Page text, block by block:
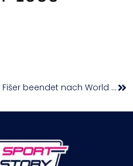
Fišer beendet nach World Climbing Series Innsbruck ihre Wettkampfkarriere